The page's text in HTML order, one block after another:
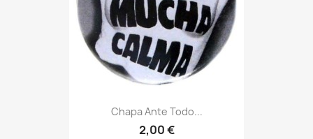
Chapa Ante Todo...
2,00 €